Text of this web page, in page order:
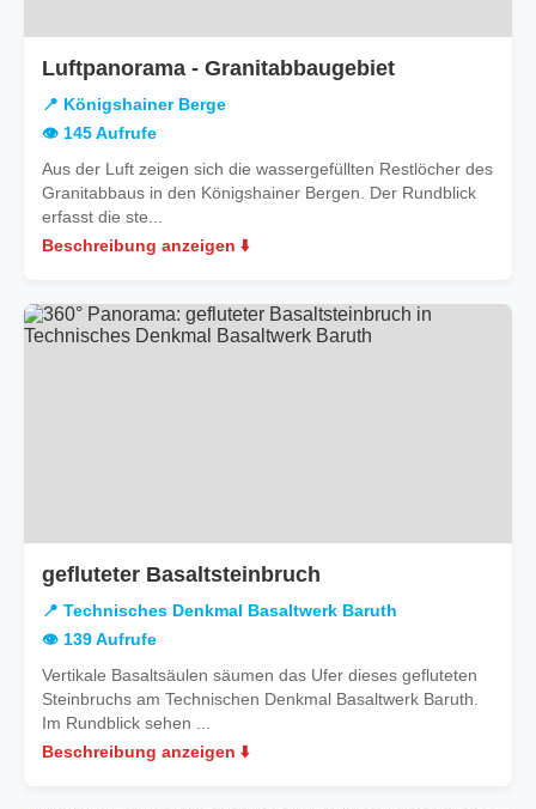
Luftpanorama - Granitabbaugebietin
📍 Königshainer Berge
👁️ 145 Aufrufe
Aus der Luft zeigen sich die wassergefüllten Restlöcher des
Granitabbaus in den Königshainer Bergen. Der Rundblick
erfasst die ste...
Beschreibung anzeigen ⬇️
gefluteter Basaltsteinbruch
Technisches
Baruth
📍 Technisches Denkmal Basaltwerk Baruth
👁️ 139 Aufrufe
Vertikale Basaltsäulen säumen das Ufer dieses gefluteten
Steinbruchs am Technischen Denkmal Basaltwerk Baruth.
Im Rundblick sehen ...
Beschreibung anzeigen ⬇️